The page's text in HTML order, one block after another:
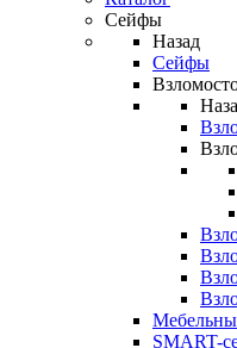
Сейфы
Назад
Сейфы
SMART-